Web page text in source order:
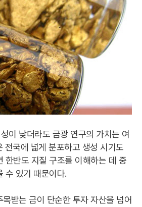
이 낮더라도 금광 연구의 가치는 여
전국에 넓게 분포하고 생성 시기도
한반도 지질 구조를 이해하는 데 중
수 있기 때문이다.
받는 금이 단순한 투자 자산을 넘어